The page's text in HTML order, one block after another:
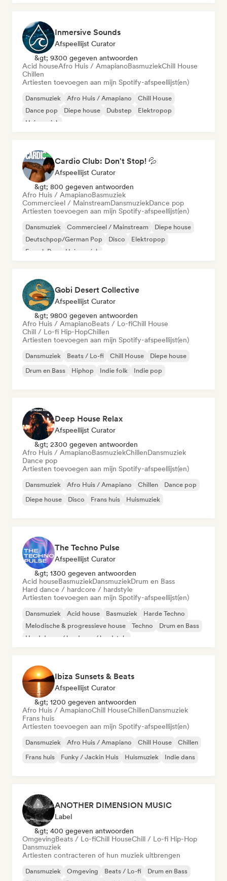
Inmersive Sounds
Afspeellijst Curator
&gt; 9300 gegeven antwoorden
Acid houseAfro Huis / AmapianoBasmuziekChill House
Chillen
Artiesten toevoegen aan mijn Spotify-afspeellijst(en)
Dansmuziek Afro Huis / Amapiano
Chill House
Dance pop
Diepe house Dubstep
Elektropop
Huismuziek
Cardio Club: Don't Stop! 💦
Afspeellijst Curator
&gt; 800 gegeven antwoorden
Afro Huis / AmapianoBasmuziek
Commercieel / MainstreamDansmuziekDance pop
Artiesten toevoegen aan mijn Spotify-afspeellijst(en)
Dansmuziek Commercieel / Mainstream
Diepe house
Deutschpop/German Pop
Disco
Elektropop
French Pop
Huismuziek
Gobi Desert Collective
Afspeellijst Curator
&gt; 9800 gegeven antwoorden
Afro Huis / AmapianoBeats / Lo-fiChill House
Chill / Lo-fi Hip-HopChillen
Artiesten toevoegen aan mijn Spotify-afspeellijst(en)
Dansmuziek Beats / Lo-fi Chill House
Diepe house
Drum en Bass
Hiphop Indie folk Indie pop
Deep House Relax
Afspeellijst Curator
&gt; 2300 gegeven antwoorden
Afro Huis / AmapianoBasmuziekChillenDansmuziek
Dance pop
Artiesten toevoegen aan mijn Spotify-afspeellijst(en)
Dansmuziek Afro Huis / Amapiano Chillen
Dance pop
Diepe house
Disco Frans huis Huismuziek
The Techno Pulse
Afspeellijst Curator
&gt; 1300 gegeven antwoorden
Acid houseBasmuziekDansmuziekDrum en Bass
Hard dance / hardcore / hardstyle
Artiesten toevoegen aan mijn Spotify-afspeellijst(en)
Dansmuziek Acid house Basmuziek
Harde Techno
Melodische & progressieve house
Techno
Drum en Bass
Hard dance / hardcore / hardstyle
Ibiza Sunsets & Beats
Afspeellijst Curator
&gt; 1200 gegeven antwoorden
Afro Huis / AmapianoChill HouseChillenDansmuziek
Frans huis
Artiesten toevoegen aan mijn Spotify-afspeellijst(en)
Dansmuziek Afro Huis / Amapiano Chill House
Chillen
Frans huis
Funky / Jackin Huis Huismuziek Indie dans
ANOTHER DIMENSION MUSIC
Label
&gt; 400 gegeven antwoorden
OmgevingBeats / Lo-fiChill HouseChill / Lo-fi Hip-Hop
Dansmuziek
Artiesten contracteren of hun muziek uitbrengen
Dansmuziek Omgeving Beats / Lo-fi
Drum en Bass